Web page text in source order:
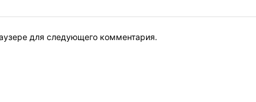
для следующего комментария.